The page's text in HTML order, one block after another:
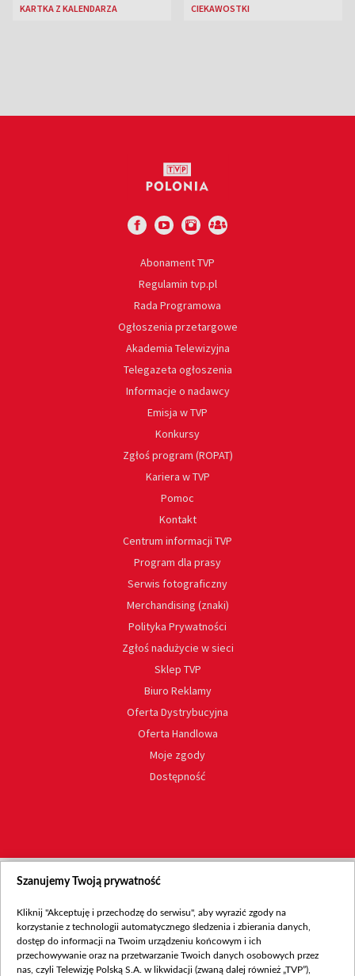
KARTKA Z KALENDARZA CIEKAWOSTKI
Abonament TVP
Regulamin tvp.pl
Rada Programowa
Ogłoszenia przetargowe
Akademia Telewizyjna
Telegazeta ogłoszenia
Informacje o nadawcy
Emisja w TVP
Konkursy
Zgłoś program (ROPAT)
Kariera w TVP
Pomoc
Kontakt
Centrum informacji TVP
Program dla prasy
Serwis fotograficzny
Merchandising (znaki)
Polityka Prywatności
Zgłoś nadużycie w sieci
Sklep TVP
Biuro Reklamy
Oferta Dystrybucyjna
Oferta Handlowa
Moje zgody
Dostępność
Szanujemy Twoją prywatność
Kliknij "Akceptuję i przechodzę do serwisu", aby wyrazić zgody na
korzystanie z technologii automatycznego śledzenia i zbierania danych,
dostęp do informacji na Twoim urządzeniu końcowym i ich
przechowywanie oraz na przetwarzanie Twoich danych osobowych przez
nas, czyli Telewizję Polską S.A. w likwidacji (zwaną dalej również „TVP”),